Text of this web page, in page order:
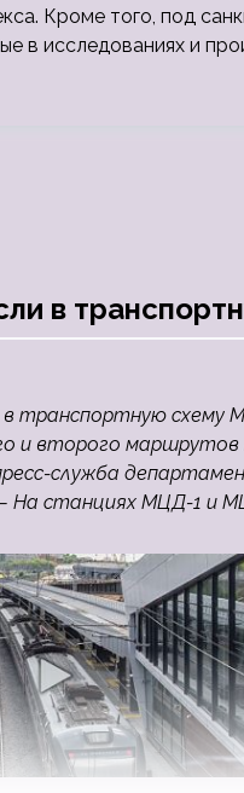
Кроме того, под
в исследованиях и
в
транспортную схему
и второго
служба
станциях МЦД-1 и